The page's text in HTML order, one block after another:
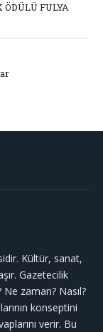
FULYA
Kültür, sanat,
Gazetecilik
zaman? Nasıl?
konseptini
verir. Bu